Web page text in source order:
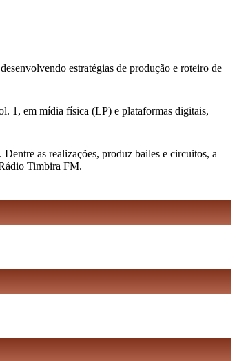
estratégias de produção e roteiro de
1, em mídia física (LP) e plataformas digitais,
as realizações, produz bailes e circuitos, a
Timbira FM.